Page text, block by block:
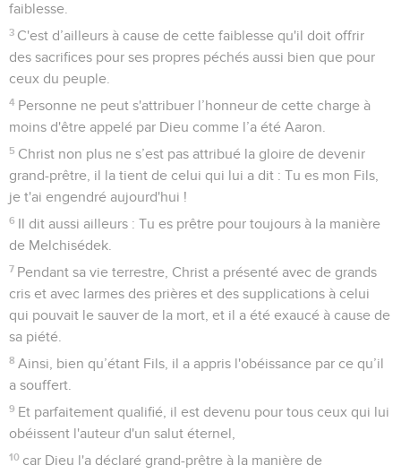
faiblesse.
3 C'est d’ailleurs à cause de cette faiblesse qu'il doit offrir
des sacrifices pour ses propres péchés aussi bien que pour
ceux du peuple.
4 Personne ne peut s'attribuer l’honneur de cette charge à
moins d'être appelé par Dieu comme l’a été Aaron.
5 Christ non plus ne s’est pas attribué la gloire de devenir
grand-prêtre, il la tient de celui qui lui a dit : Tu es mon Fils,
je t'ai engendré aujourd'hui !
6 Il dit aussi ailleurs : Tu es prêtre pour toujours à la manière
de Melchisédek.
7 Pendant sa vie terrestre, Christ a présenté avec de grands
cris et avec larmes des prières et des supplications à celui
qui pouvait le sauver de la mort, et il a été exaucé à cause de
sa piété.
8 Ainsi, bien qu’étant Fils, il a appris l'obéissance par ce qu’il
a souffert.
9 Et parfaitement qualifié, il est devenu pour tous ceux qui lui
obéissent l'auteur d'un salut éternel,
10 car Dieu l'a déclaré grand-prêtre à la manière de